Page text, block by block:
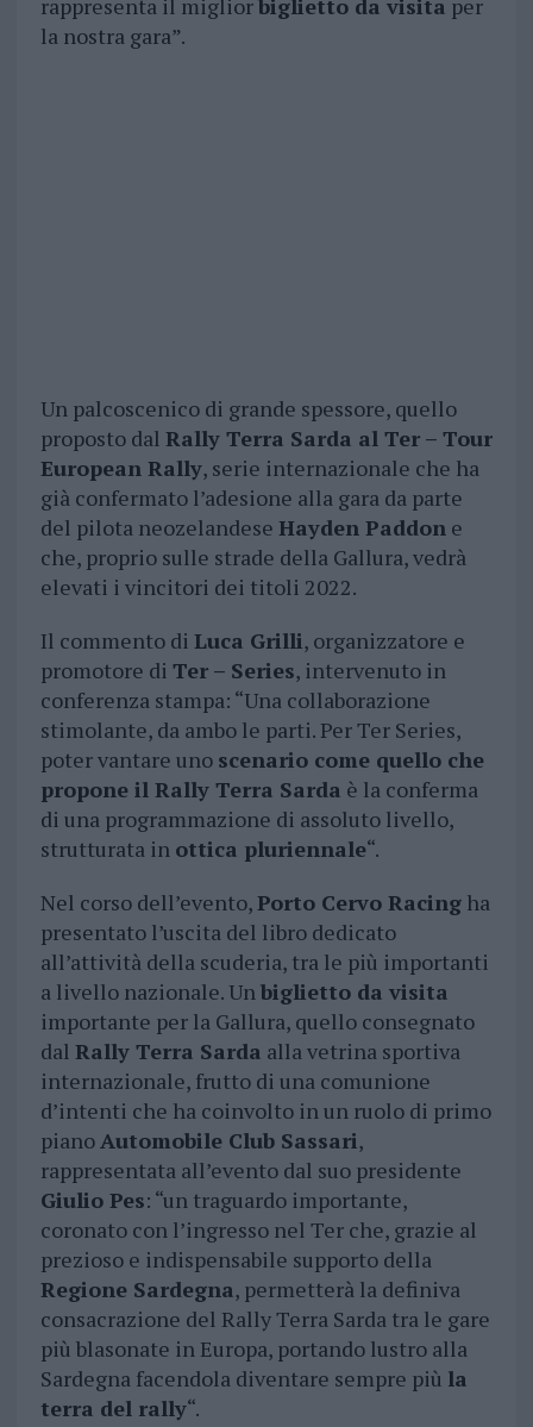
rappresenta il migliorbiglietto da visita per
la nostra gara”.
Un palcoscenico di grande spessore, quello
proposto dal Rally Terra Sarda al Ter – Tour
European Rally, serie internazionale che ha
già confermato l’adesione alla gara da parte
del pilota neozelandese Hayden Paddone
che, proprio sulle strade della Gallura, vedrà
elevati i vincitori dei titoli 2022.
Il commento di Luca Grilli, organizzatore e
promotore di Ter – Series, intervenuto in
conferenza stampa: “Una collaborazione
stimolante, da ambo le parti. Per Ter Series,
poter vantare uno scenario come quello che
propone il Rally Terra Sarda è la conferma
di una programmazione di assoluto livello,
strutturata in ottica pluriennale“.
Nel corso dell’evento,Porto Cervo Racingha
presentato l’uscita del libro dedicato
all’attività della scuderia, tra le più importanti
a livello nazionale. Unbiglietto da visita
importante per la Gallura, quello consegnato
dal Rally Terra Sarda alla vetrina sportiva
internazionale, frutto di una comunione
d’intenti che ha coinvolto in un ruolo di primo
pianoAutomobile Club Sassari,
rappresentata all’evento dal suo presidente
Giulio Pes: “un traguardo importante,
coronato con l’ingresso nel Ter che, grazie al
prezioso e indispensabile supporto della
Regione Sardegna, permetterà la definiva
consacrazione del Rally Terra Sarda tra le gare
più blasonate in Europa, portando lustro alla
Sardegna facendola diventare sempre più la
terra del rally“.